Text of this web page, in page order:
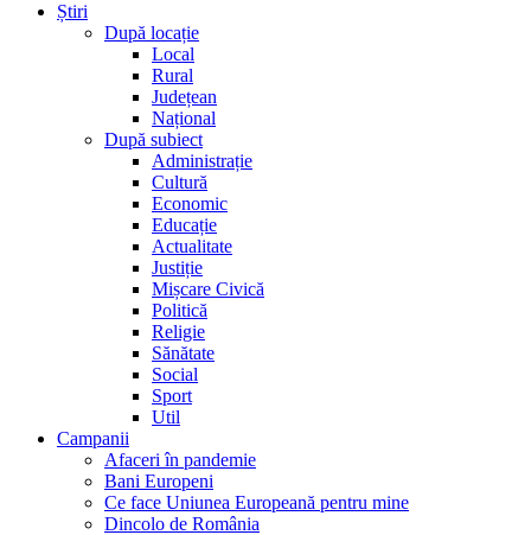
Știri
După locație
Local
Rural
Județean
Național
După subiect
Administrație
Cultură
Economic
Educație
Actualitate
Justiție
Mișcare Civică
Politică
Religie
Sănătate
Social
Sport
Util
Campanii
Afaceri în pandemie
Bani Europeni
Ce face Uniunea Europeană pentru mine
Dincolo de România